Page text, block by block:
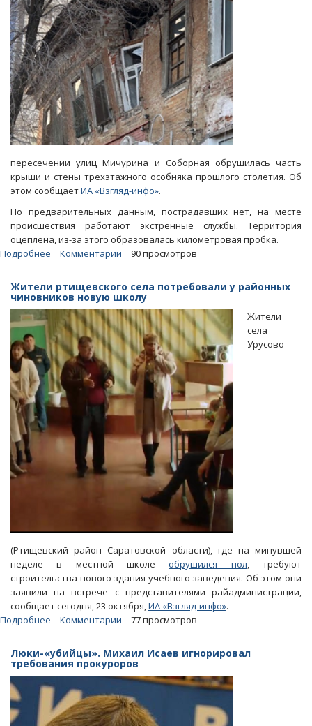
пересечении улиц Мичурина и Соборная обрушилась часть
крыши и стены трехэтажного особняка прошлого столетия. Об
этом сообщаетИА «Взгляд-инфо».
По предварительных данным, пострадавших нет, на месте
происшествия работают экстренные службы. Территория
оцеплена, из-за этого образовалась километровая пробка.
Подробнее
рухнула
часть
старинного
особняка
Комментарии 90 просмотров
Жители ртищевского села потребовали у районных
чиновников новую школу
Жители
села
Урусово
(Ртищевский район Саратовской области), где на минувшей
неделе в местной школеобрушился пол, требуют
строительства нового здания учебного заведения. Об этом они
заявили на встрече с представителями райадминистрации,
сообщает сегодня, 23 октября,ИА «Взгляд-инфо».
Подробнее
ртищевского
села
потребовали
у
районных
чиновников
Комментарии 77 просмотров
Люки-«убийцы». Михаил Исаев игнорировал
требования прокуроров